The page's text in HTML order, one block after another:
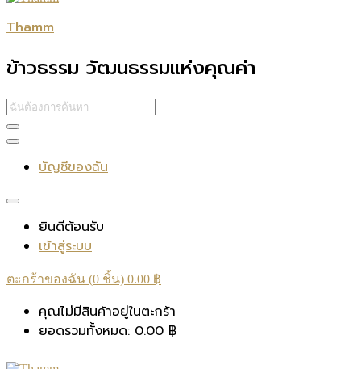
Thamm
ข้าวธรรม วัฒนธรรมแห่งคุณค่า
บัญชีของฉัน
ยินดีต้อนรับ
เข้าสู่ระบบ
ตะกร้าของฉัน (0 ชิ้น) 0.00 ฿
คุณไม่มีสินค้าอยู่ในตะกร้า
ยอดรวมทั้งหมด: 0.00 ฿